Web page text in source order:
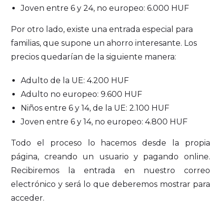
Joven entre 6 y 24, no europeo: 6.000 HUF
Por otro lado, existe una entrada especial para
familias, que supone un ahorro interesante. Los
precios quedarían de la siguiente manera:
Adulto de la UE: 4.200 HUF
Adulto no europeo: 9.600 HUF
Niños entre 6 y 14, de la UE: 2.100 HUF
Joven entre 6 y 14, no europeo: 4.800 HUF
Todo el proceso lo hacemos desde la propia
página, creando un usuario y pagando online.
Recibiremos la entrada en nuestro correo
electrónico y será lo que deberemos mostrar para
acceder.